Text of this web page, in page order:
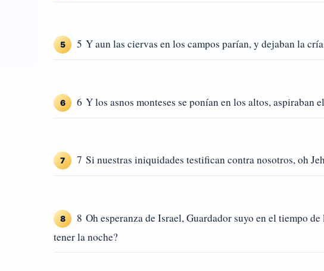
5 5 Y aun las ciervas en los campos parían, y dejaban la
6 6 Y los asnos monteses se ponían en los altos, aspiraban
7 7 Si nuestras iniquidades testifican contra nosotros, oh
8
8 Oh esperanza de Israel, Guardador suyo en el tiempo
tener la noche?